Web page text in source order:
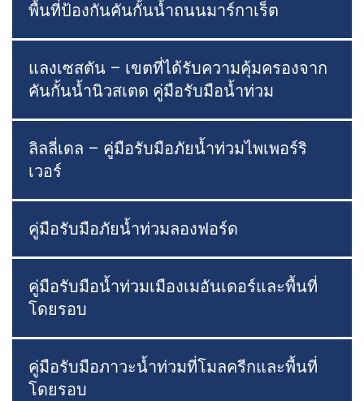
พื้นที่ป้องกันคันกั้นน้ำถนนมาร์กาเร็ต
แลงเซสตัน – เขตที่ได้รับความคุ้มครองจาก
คันกั้นน้ำนิวสเตด คู่มือรับมือน้ำท่วม
ลิลลี่เดล – คู่มือรับมือภัยน้ำท่วมไพเพอร์ริ
เวอร์
คู่มือรับมือภัยน้ำท่วมลองฟอร์ด
คู่มือรับมือน้ำท่วมเมืองเมอันเดอร์และพื้นที่
โดยรอบ
คู่มือรับมือภาวะน้ำท่วมที่โมลครีกและพื้นที่
โดยรอบ